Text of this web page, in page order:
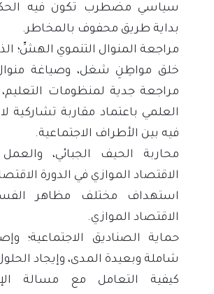
سياسي مضطرب تكون فيه
بداية طريق محفوف بالمخاطر.
مراجعة المنوال التنموي الهشِّ؛
خلق مواطِنِ شغل، وصياغة
مراجعة جدية لمنظومات التعليم،
العلمي باعتماد مقاربة
فيه بين الأطراف الاجتماعية.
محاربة الحيف الجبائي،
الاقتصاد الموازي في الدورة
استهداف مختلف مظاهر
الاقتصاد الموازي.
حماية الصناديق الاجتماعية؛
شاملة وبعيدة المدى، وإيجاد
كيفية التعامل مع مسالة